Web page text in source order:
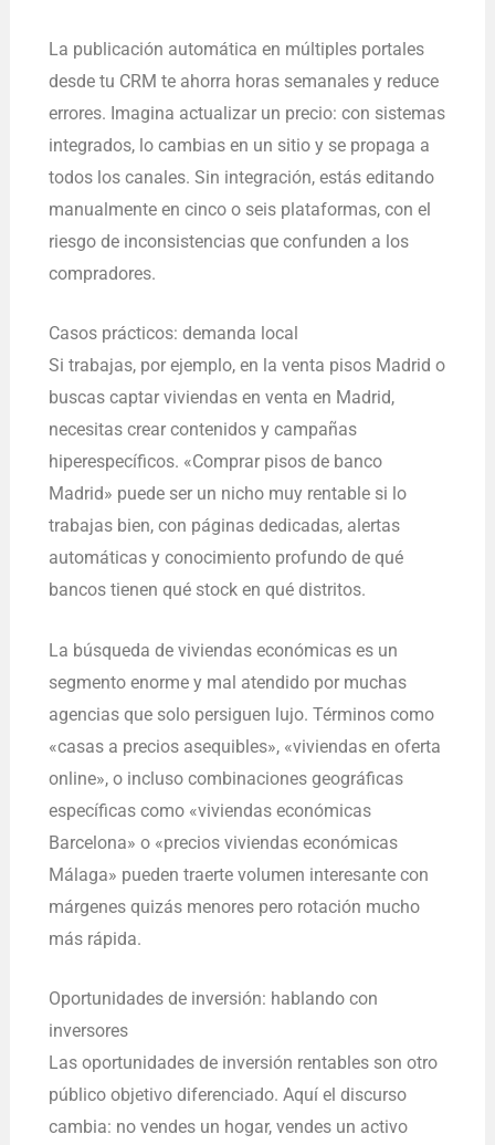
La publicación automática en múltiples portales
desde tu CRM te ahorra horas semanales y reduce
errores. Imagina actualizar un precio: con sistemas
integrados, lo cambias en un sitio y se propaga a
todos los canales. Sin integración, estás editando
manualmente en cinco o seis plataformas, con el
riesgo de inconsistencias que confunden a los
compradores.
Casos prácticos: demanda local
Si trabajas, por ejemplo, en la venta pisos Madrid o
buscas captar viviendas en venta en Madrid,
necesitas crear contenidos y campañas
hiperespecíficos. «Comprar pisos de banco
Madrid» puede ser un nicho muy rentable si lo
trabajas bien, con páginas dedicadas, alertas
automáticas y conocimiento profundo de qué
bancos tienen qué stock en qué distritos.
La búsqueda de viviendas económicas es un
segmento enorme y mal atendido por muchas
agencias que solo persiguen lujo. Términos como
«casas a precios asequibles», «viviendas en oferta
online», o incluso combinaciones geográficas
específicas como «viviendas económicas
Barcelona» o «precios viviendas económicas
Málaga» pueden traerte volumen interesante con
márgenes quizás menores pero rotación mucho
más rápida.
Oportunidades de inversión: hablando con
inversores
Las oportunidades de inversión rentables son otro
público objetivo diferenciado. Aquí el discurso
cambia: no vendes un hogar, vendes un activo